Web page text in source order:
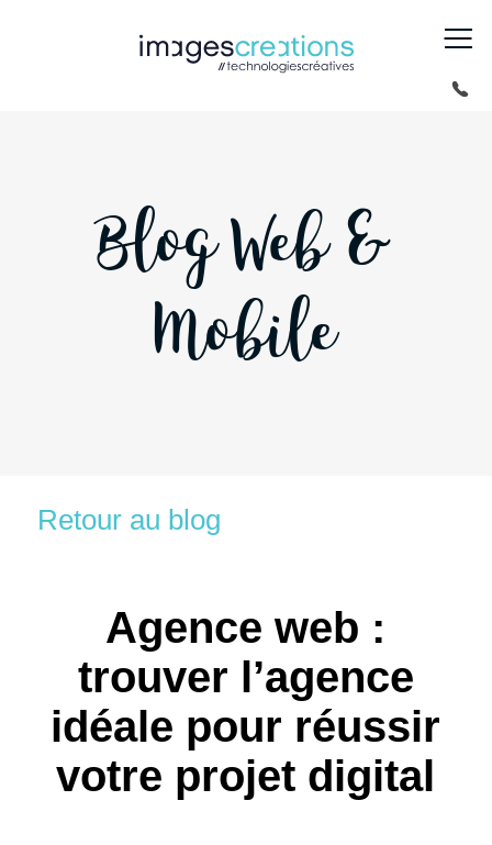
Blog Web &
Mobile
Retour au blog
Agence web :
trouver l’agence
idéale pour réussir
votre projet digital